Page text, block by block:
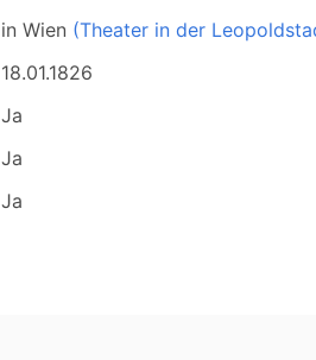
inWien (Theater in der
18.01.1826
Ja
Ja
Ja